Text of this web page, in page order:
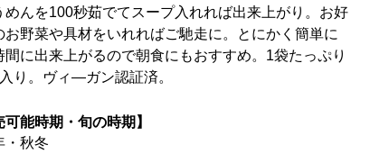
めんを100秒茹でてスープ入れれば出来上がり。お好
お野菜や具材をいれればご馳走に。とにかく簡単に
間に出来上がるので朝食にもおすすめ。1袋たっぷり
り。ヴィ―ガン認証済。
可能時期・旬の時期】
・秋冬